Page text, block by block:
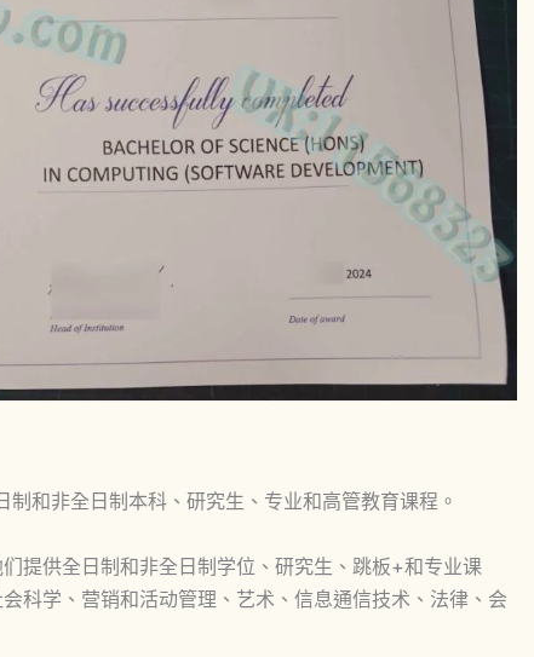
和非全日制本科、研究生、专业和高管教育课程。
提供全日制和非全日制学位、研究生、跳板+和专业课
科学、营销和活动管理、艺术、信息通信技术、法律、会